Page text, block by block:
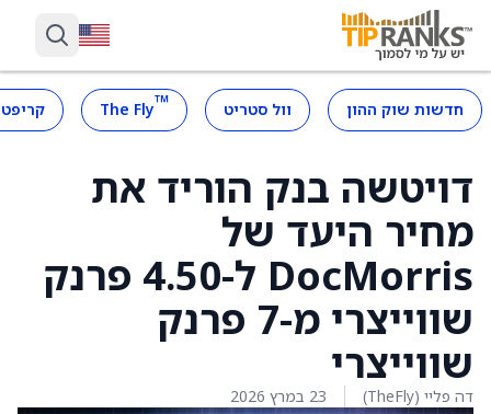
חדשות שוק ההון וול סטריט ™
The Fly
דויטשה בנק הוריד את
מחיר היעד של
DocMorris ל-4.50 פרנק
שווייצרי מ-7 פרנק
שווייצרי
דה פליי (TheFly) 23 במרץ 2026